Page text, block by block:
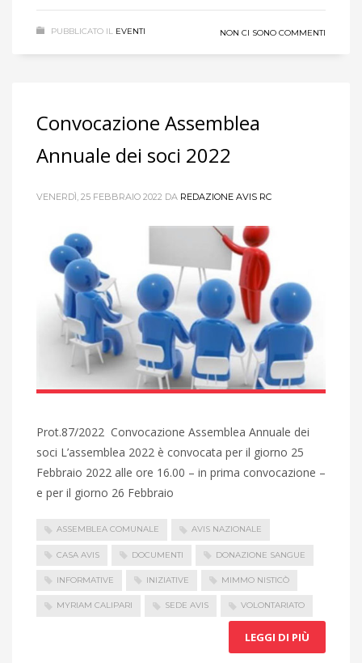
PUBBLICATO IL EVENTI NON CI SONO COMMENTI
Convocazione Assemblea
Annuale dei soci 2022
VENERDÌ, 25 FEBBRAIO 2022 DA REDAZIONE AVIS RC
Prot.87/2022 Convocazione Assemblea Annuale dei
soci L’assemblea 2022 è convocata per il giorno 25
Febbraio 2022 alle ore 16.00 – in prima convocazione –
e per il giorno 26 Febbraio
ASSEMBLEA COMUNALE AVIS NAZIONALE
CASA AVIS DOCUMENTI DONAZIONE SANGUE
INFORMATIVE INIZIATIVE MIMMO NISTICÒ
MYRIAM CALIPARI SEDE AVIS VOLONTARIATO
LEGGI DI PIÙ